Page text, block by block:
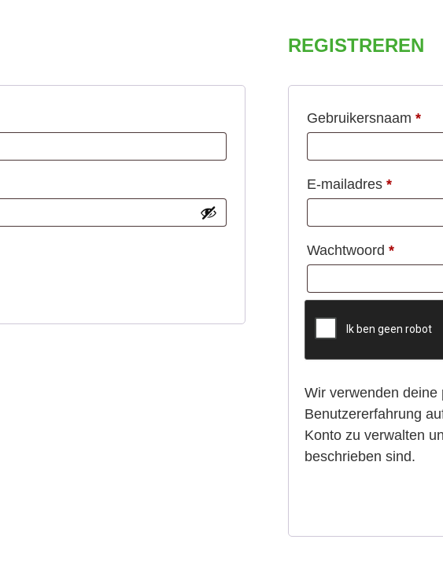
REGISTREREN
Gebruikersnaam *
E-mailadres *Vereist
Wachtwoord *Vereist
Wir verwenden
Benutzererfahrung
Konto zu verwalten
beschrieben sind.